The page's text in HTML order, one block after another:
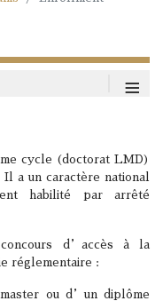
≡
cycle (doctorat LMD)
a un caractère national
habilité par arrêté
d’accès à la
réglementaire :
ou d’un diplôme